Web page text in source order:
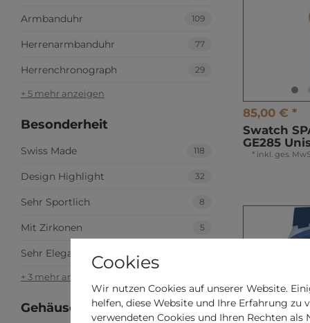
Armbanduhr 109
Herrenarmbanduhr 77
Herrenchronograph 29
+ 5 mehr anzeigen
Besonderheit
Swiss Made 118
Design Highlight 32
Sehr Sportlich 8
Mit Zirkonen 5
Sehr Elegant
+ 3 mehr anzeigen
Gehäuseform
85,00 € *
Swatch
GE285
* inkl. ges.
Cookies
Wir nutzen Cookies auf unserer Website.
helfen, diese Website und Ihre Erfahrung zu
verwendeten Cookies und Ihren Rechten als